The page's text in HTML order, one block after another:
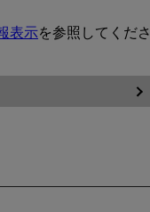
表示を参照してくださ